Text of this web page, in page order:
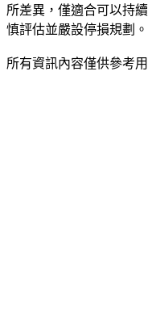
慎評估並嚴設停損規劃。